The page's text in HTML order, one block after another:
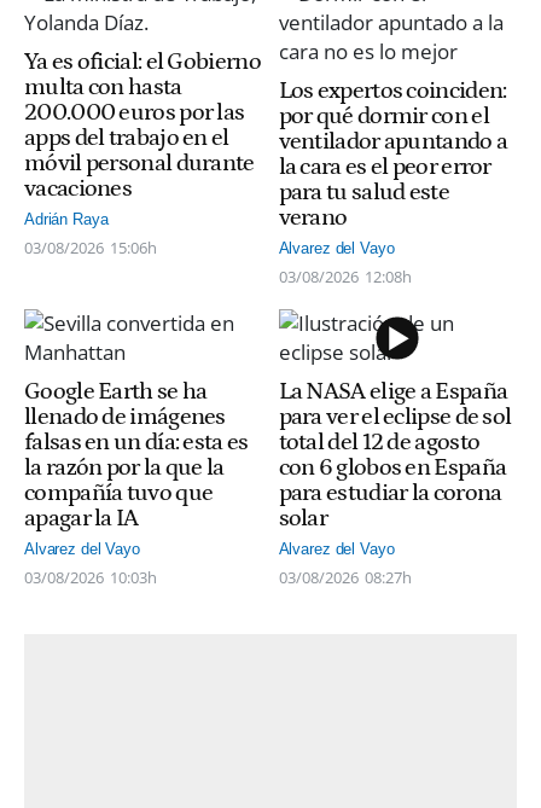
Ya es oficial: el Gobierno
multa con hasta
200.000 euros por las
apps del trabajo en el
móvil personal durante
vacaciones
Adrián Raya
03/08/2026 15:06h
Los expertos coinciden:
por qué dormir con el
ventilador apuntando a
la cara es el peor error
para tu salud este
verano
Alvarez del Vayo
03/08/2026 12:08h
Google Earth se ha
llenado de imágenes
falsas en un día: esta es
la razón por la que la
compañía tuvo que
apagar la IA
Alvarez del Vayo
03/08/2026 10:03h
La NASA elige a España
para ver el eclipse de sol
total del 12 de agosto
con 6 globos en España
para estudiar la corona
solar
Alvarez del Vayo
03/08/2026 08:27h